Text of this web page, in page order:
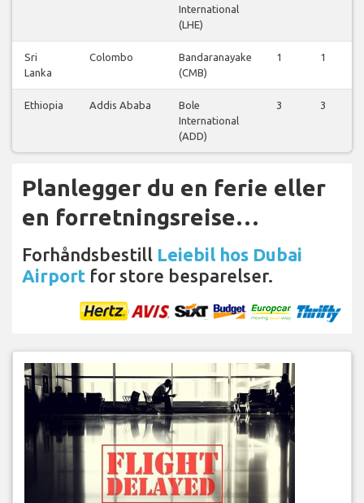
International
(LHE)
Sri
Lanka
Colombo
Bandaranayake
(CMB)
1 1
Ethiopia Addis Ababa
Bole
International
(ADD)
3 3
Planlegger du en ferie eller
en forretningsreise…
Forhåndsbestill Leiebil hos Dubai
Airport for store besparelser.